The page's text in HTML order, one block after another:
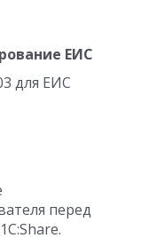
ЕИС
для ЕИС
перед